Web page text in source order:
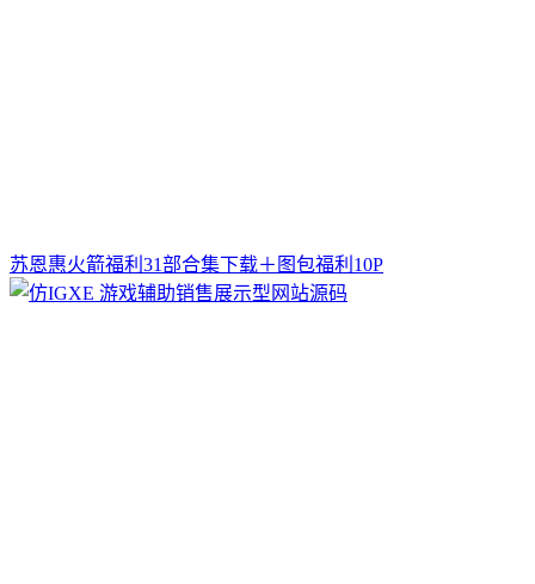
苏恩惠火箭福利31部合集下载＋图包福利10P